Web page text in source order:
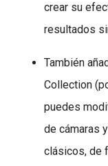
crear su
resultados
También
Collection
puedes
de cámaras
clásicos, de